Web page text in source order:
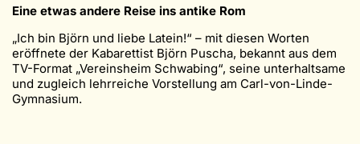
Eine etwas andere Reise ins antike Rom
„Ich bin Björn und liebe Latein!“ – mit diesen Worten
eröffnete der Kabarettist Björn Puscha, bekannt aus dem
TV-Format „Vereinsheim Schwabing“, seine unterhaltsame
und zugleich lehrreiche Vorstellung am Carl-von-Linde-
Gymnasium.